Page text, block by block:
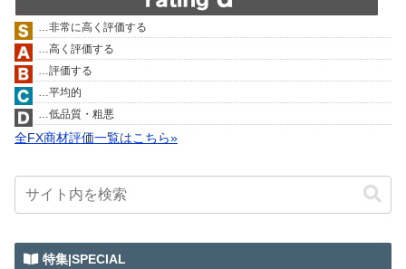
…非常に高く評価する
…高く評価する
…評価する
…平均的
…低品質・粗悪
全FX商材評価一覧はこちら»
特集|SPECIAL